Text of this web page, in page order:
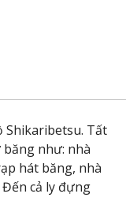
Shikaribetsu. Tất
như: nhà
hát băng, nhà
cả ly đựng